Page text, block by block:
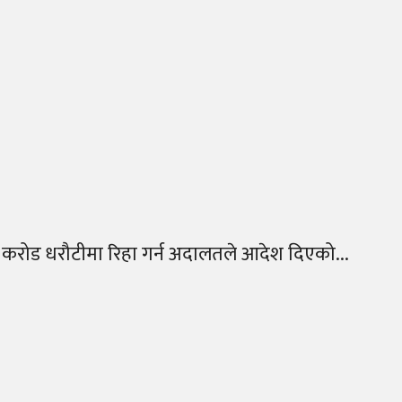
करोड धरौटीमा रिहा गर्न अदालतले आदेश दिएको...